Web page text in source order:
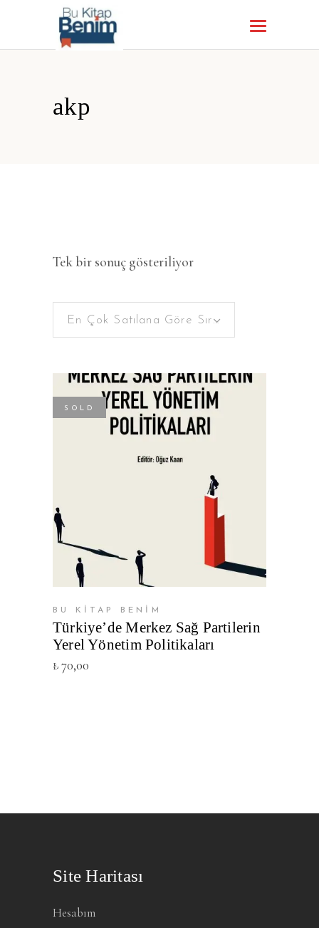
akp
Tek bir sonuç gösteriliyor
En Çok Satılana Göre Sırala
SOLD
BU KİTAP BENİM
Türkiye’de Merkez Sağ Partilerin
Yerel Yönetim Politikaları
₺70,00
Site Haritası
Hesabım